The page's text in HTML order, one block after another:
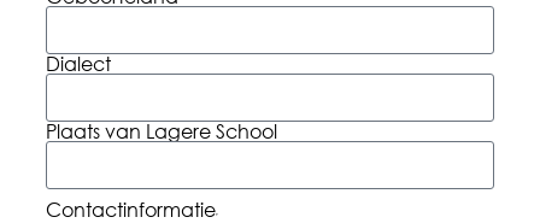
Dialect
Plaats van Lagere School
Contactinformatie